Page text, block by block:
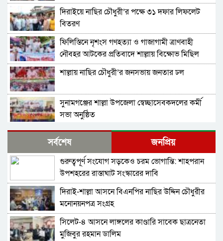
দিরাইয়ে নাছির চৌধুরী’র পক্ষে ৩১ দফার লিফলেট
বিতরণ
ফিলিস্তিনে নৃশংস গণহত্যা ও গাজাগামী ত্রাণবাহী
নৌবহর আটকের প্রতিবাদে শাল্লায় বিক্ষোভ মিছিল
শাল্লায় নাছির চৌধুরী’র জনসভায় জনতার ঢল
সুনামগঞ্জের শাল্লা উপজেলা স্বেচ্ছাসেবকদলের কর্মী
সভা অনুষ্ঠিত
দিরাইয়ে মাওলানা মুশতাক গাজীনগরীর হত্যার
প্রতিবাদে বিক্ষোভ মিছিল ও সমাবেশ অনুষ্ঠিত
শাল্লায় স্বেচ্চায় রক্তদানের ছোট উদ্যোগ থেকে সুদৃঢ়
মানবিক নেটওয়ার্ক
শাল্লায় বিএনপির প্রতিষ্ঠাবার্ষিকী পালিত
নাশকতার মামলায় বিএনপির ৫২ নেতাকর্মী
আসামি,বিএনপি সেক্রেটারী প্রার্থী সহোদর আ,লীগ
সর্বশেষ জনপ্রিয়
গুরুত্বপূর্ণ সংযোগ সড়কেও চরম ভোগান্তি: শাহপরান
উপশহরের রাস্তাঘাট সংস্কারের দাবি
দিরাই-শাল্লা আসনে বিএনপির নাছির উদ্দিন চৌধুরীর
মনোনয়নপত্র সংগ্রহ
সিলেট-৪ আসনে লাঙ্গলের কাণ্ডারি সাবেক ছাত্রনেতা
মুজিবুর রহমান ডালিম